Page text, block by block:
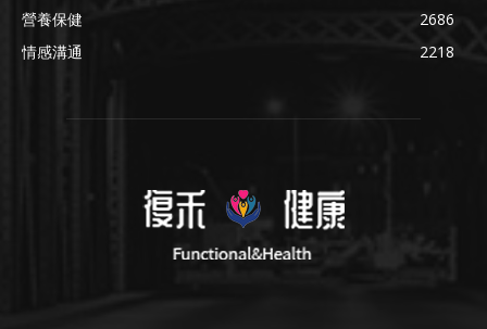
營養保健
2686
情感溝通
2218